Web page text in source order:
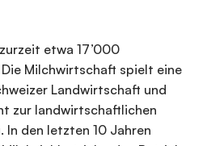
etwa 17’000
Milchwirtschaft spielt eine
Landwirtschaft und
zur landwirtschaftlichen
den letzten 10 Jahren